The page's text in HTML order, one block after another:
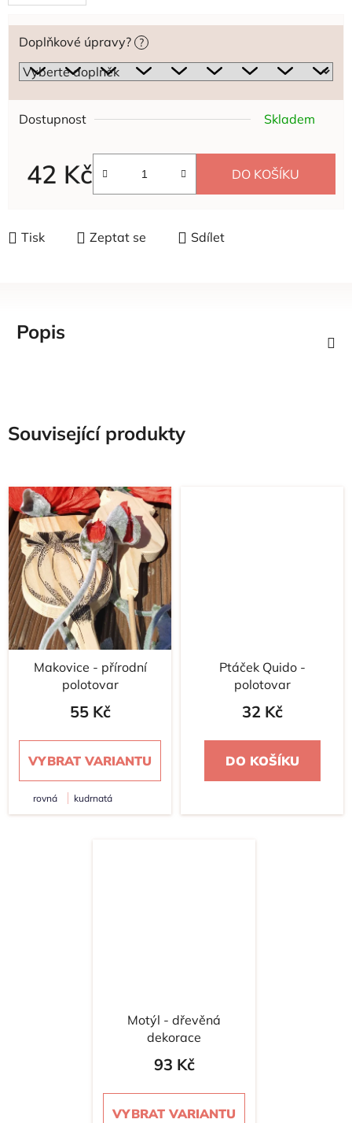
Doplňkové úpravy? ?
Dostupnost Skladem
42 Kč
Měrná cena:
DO KOŠÍKU
Tisk Zeptat se Sdílet
Popis
Související produkty
Makovice - přírodní
polotovar
55 Kč
VYBRAT VARIANTU
rovná kudrnatá
Ptáček Quido -
polotovar
32 Kč
DO KOŠÍKU
Motýl - dřevěná
dekorace
93 Kč
VYBRAT VARIANTU